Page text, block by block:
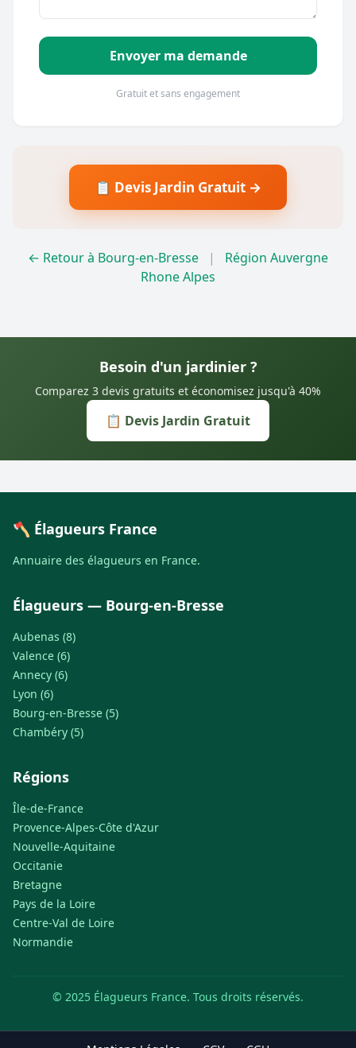
Envoyer ma demande
Gratuit et sans engagement
📋 Devis Jardin Gratuit →
← Retour à Bourg-en-Bresse |
Région Auvergne
Rhone Alpes
Besoin d'un jardinier ?
Comparez 3 devis gratuits et économisez jusqu'à 40%
📋 Devis Jardin Gratuit
🪓 Élagueurs France
Annuaire des élagueurs en France.
Élagueurs — Bourg-en-Bresse
Aubenas (8)
Valence (6)
Annecy (6)
Lyon (6)
Bourg-en-Bresse (5)
Chambéry (5)
Régions
Île-de-France
Provence-Alpes-Côte d'Azur
Nouvelle-Aquitaine
Occitanie
Bretagne
Pays de la Loire
Centre-Val de Loire
Normandie
© 2025 Élagueurs France. Tous droits réservés.